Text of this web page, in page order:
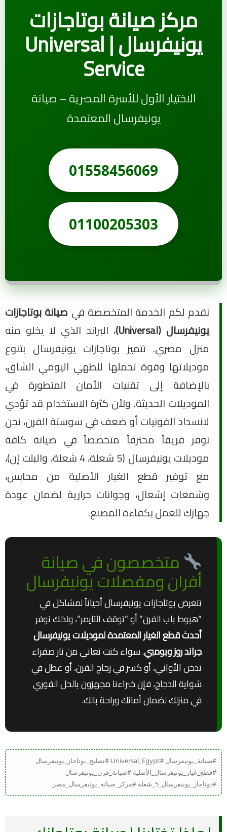
مركز صيانة بوتاجازات
يونيفرسال | Universal
Service
الاختيار الأول للأسرة المصرية – صيانة
يونيفرسال المعتمدة
01558456069
01100205303
نقدم لكم الخدمة المتخصصة في صيانة بوتاجازات
يونيفرسال (Universal)
، البراند الذي لا يخلو منه
منزل مصري. تتميز بوتاجازات يونيفرسال بتنوع
موديلاتها وقوة تحملها للطهي اليومي الشاق،
بالإضافة إلى تقنيات الأمان المتطورة في
الموديلات الحديثة. ولأن كثرة الاستخدام قد تؤدي
لانسداد الفونيات أو ضعف في سوستة الفرن، نحن
نوفر فريقاً محترفاً متخصصاً في صيانة كافة
موديلات يونيفرسال (5 شعلة، 4 شعلة، والبلت إن)،
مع توفير قطع الغيار الأصلية من محابس،
وشمعات إشعال، وجوانات حرارية لضمان عودة
جهازك للعمل بكفاءة المصنع.
متخصصون في صيانة
أفران ومفصلات يونيفرسال
تتعرض بوتاجازات يونيفرسال أحياناً لمشاكل في
“هبوط باب الفرن” أو “توقف التايمر”، ولذلك نوفر
أحدث قطع الغيار المعتمدة لموديلات يونيفرسال
جراند روز وبومبي. سواء كنت تعاني من نار صفراء
تدخن الأواني، أو كسر في زجاج الفرن، أو عطل في
شواية الدجاج، فإن خبراءنا مجهزون بالحل الفوري
في منزلك لضمان أمانك وراحة بالك.
#صيانة_يونيفرسال #Universal_Egypt #تصليح_بوتاجاز_يونيفرسال
#قطع_غيار_يونيفرسال_الأصلية #صيانة_فرن_يونيفرسال
#بوتاجاز_يونيفرسال_5_شعلة #مركز_صيانة_يونيفرسال_مصر